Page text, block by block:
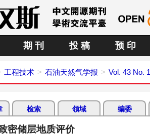
期 刊 投 稿 预 印
工程技术 石油天然气学报 Vol. 43 No.
检索 领域 编委
密储层地质评价